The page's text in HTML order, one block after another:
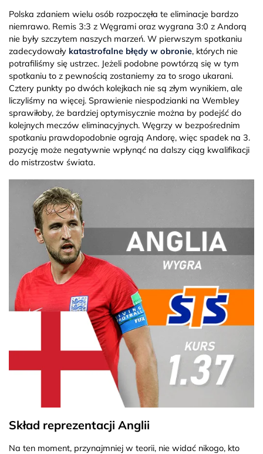
Polska zdaniem wielu osób rozpoczęła te eliminacje bardzo
niemrawo. Remis 3:3 z Węgrami oraz wygrana 3:0 z Andorą
nie były szczytem naszych marzeń. W pierwszym spotkaniu
zadecydowały katastrofalne błędy w obronie, których nie
potrafiliśmy się ustrzec. Jeżeli podobne powtórzą się w tym
spotkaniu to z pewnością zostaniemy za to srogo ukarani.
Cztery punkty po dwóch kolejkach nie są złym wynikiem, ale
liczyliśmy na więcej. Sprawienie niespodzianki na Wembley
sprawiłoby, że bardziej optymisycznie można by podejść do
kolejnych meczów eliminacyjnych. Węgrzy w bezpośrednim
spotkaniu prawdopodobnie ograją Andorę, więc spadek na 3.
pozycję może negatywnie wpłynąć na dalszy ciąg kwalifikacji
do mistrzostw świata.
Skład reprezentacji Anglii
Na ten moment, przynajmniej w teorii, nie widać nikogo, kto